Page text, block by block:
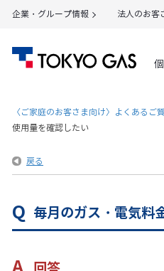
企業・グループ情報 法人のお客
〈ご家庭のお客さま向け〉よくあるご
使用量を確認したい
戻る
毎月のガス・電気料